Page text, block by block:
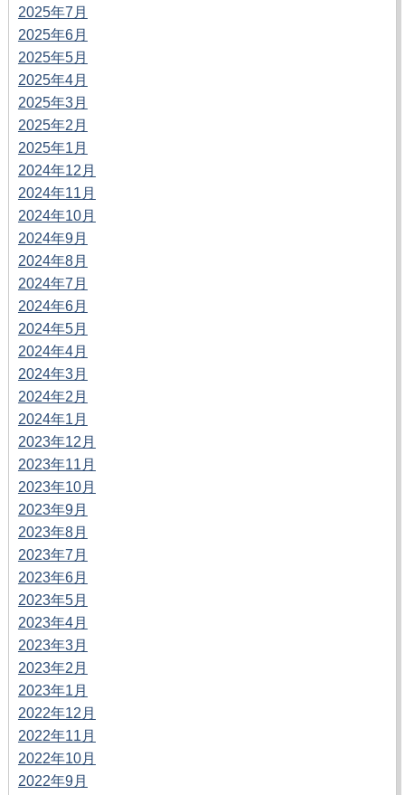
2025年7月
2025年6月
2025年5月
2025年4月
2025年3月
2025年2月
2025年1月
2024年12月
2024年11月
2024年10月
2024年9月
2024年8月
2024年7月
2024年6月
2024年5月
2024年4月
2024年3月
2024年2月
2024年1月
2023年12月
2023年11月
2023年10月
2023年9月
2023年8月
2023年7月
2023年6月
2023年5月
2023年4月
2023年3月
2023年2月
2023年1月
2022年12月
2022年11月
2022年10月
2022年9月